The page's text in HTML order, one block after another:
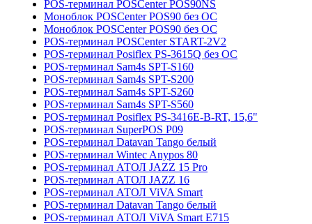
POS-терминал POSCenter POS90NS
Моноблок POSCenter POS90 без ОС
Моноблок POSCenter POS90 без ОС
POS-терминал POSCenter START-2V2
POS-терминал Posiflex PS-3615Q без ОС
POS-терминал Sam4s SPT-S160
POS-терминал Sam4s SPT-S200
POS-терминал Sam4s SPT-S260
POS-терминал Sam4s SPT-S560
POS-терминал Posiflex PS-3416E-B-RT, 15,6"
POS-терминал SuperPOS P09
POS-терминал Datavan Tango белый
POS-терминал Wintec Anypos 80
POS-терминал АТОЛ JAZZ 15 Pro
POS-терминал АТОЛ JAZZ 16
POS-терминал АТОЛ ViVA Smart
POS-терминал Datavan Tango белый
POS-терминал АТОЛ ViVA Smart E715